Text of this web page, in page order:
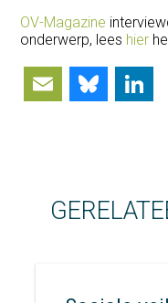
OV-Magazine
onderwerp, lees hier
Email